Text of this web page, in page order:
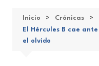
Inicio
Crónicas
El Hércules B cae
el olvido